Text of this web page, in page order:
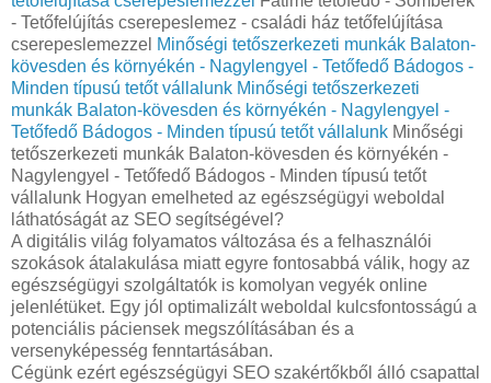
- Tetőfelújítás cserepeslemez - családi ház tetőfelújítása
cserepeslemezzel Minőségi tetőszerkezeti munkák Balaton-
kövesden és környékén - Nagylengyel - Tetőfedő Bádogos -
Minden típusú tetőt vállalunk Minőségi tetőszerkezeti
munkák Balaton-kövesden és környékén - Nagylengyel -
Tetőfedő Bádogos - Minden típusú tetőt vállalunk Minőségi
tetőszerkezeti munkák Balaton-kövesden és környékén -
Nagylengyel - Tetőfedő Bádogos - Minden típusú tetőt
vállalunk Hogyan emelheted az egészségügyi weboldal
láthatóságát az SEO segítségével?
A digitális világ folyamatos változása és a felhasználói
szokások átalakulása miatt egyre fontosabbá válik, hogy az
egészségügyi szolgáltatók is komolyan vegyék online
jelenlétüket. Egy jól optimalizált weboldal kulcsfontosságú a
potenciális páciensek megszólításában és a
versenyképesség fenntartásában.
Cégünk ezért egészségügyi SEO szakértőkből álló csapattal